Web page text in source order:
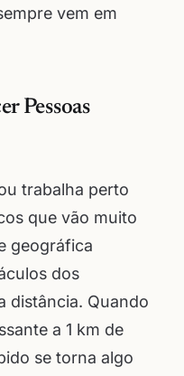
vem em
Pessoas
trabalha perto
que vão muito
geográfica
dos
distância. Quando
a 1 km de
se torna algo